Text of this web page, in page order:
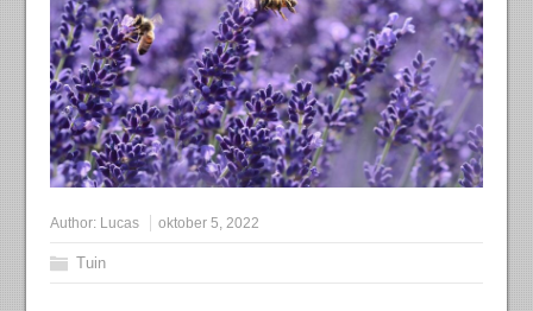
Author: Lucas oktober 5, 2022
Tuin